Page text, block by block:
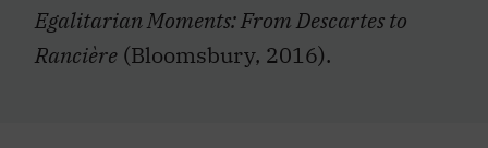
Egalitarian Moments: From Descartes to
Rancière (Bloomsbury, 2016).